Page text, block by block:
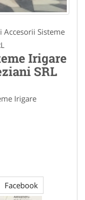
Accesorii Sisteme
Irigare
SRL
Irigare
Facebook